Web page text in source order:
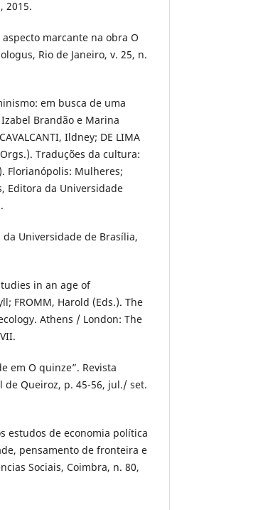
2015.
aspecto marcante na obra O
Rio de Janeiro, v. 25, n.
em busca de uma
Brandão e Marina
Ildney; DE LIMA
Traduções da cultura:
Florianópolis: Mulheres;
Editora da Universidade
da Universidade de Brasília,
in an age of
FROMM, Harold (Eds.). The
Athens / London: The
em O quinze”. Revista
de Queiroz, p. 45-56, jul./ set.
estudos de economia política
pensamento de fronteira e
Sociais, Coimbra, n. 80,